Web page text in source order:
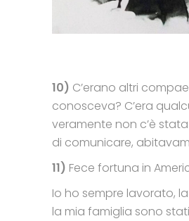
10) C’erano altri
conosceva? C’era
veramente non c’è
di comunicare,
11) Fece fortuna in
Io ho sempre lavorato,
la mia famiglia sono